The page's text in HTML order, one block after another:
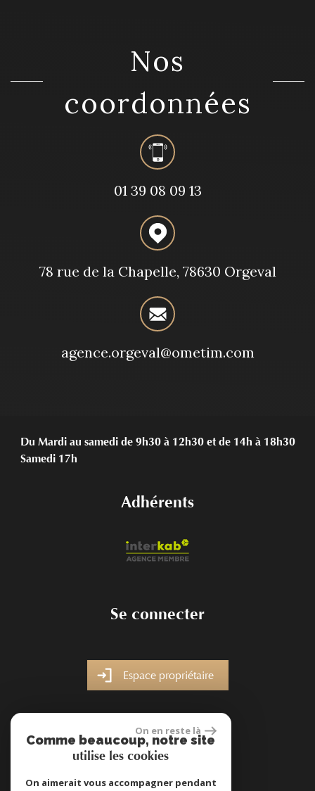
nos
coordonnées
01 39 08 09 13
78 rue de la Chapelle, 78630 Orgeval
agence.orgeval@ometim.com
Du Mardi au samedi de 9h30 à 12h30 et de 14h à 18h30
Samedi 17h
Adhérents
Se connecter
Espace propriétaire
site réalisé par
On en reste là
Comme beaucoup, notre site
utilise les cookies
On aimerait vous accompagner pendant